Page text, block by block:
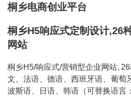
桐乡电商创业平台
桐乡H5响应式定制设计,26
网站
桐乡H5/响应式/营销型企业网站,
文、法语、德语、西班牙语、葡萄
波斯语、日语、韩语（可替换语言